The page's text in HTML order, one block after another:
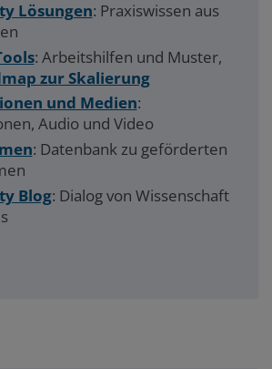
Lösungen: Praxiswissen aus
: Arbeitshilfen und Muster,
zur Skalierung
und Medien:
Audio und Video
: Datenbank zu geförderten
Blog: Dialog von Wissenschaft